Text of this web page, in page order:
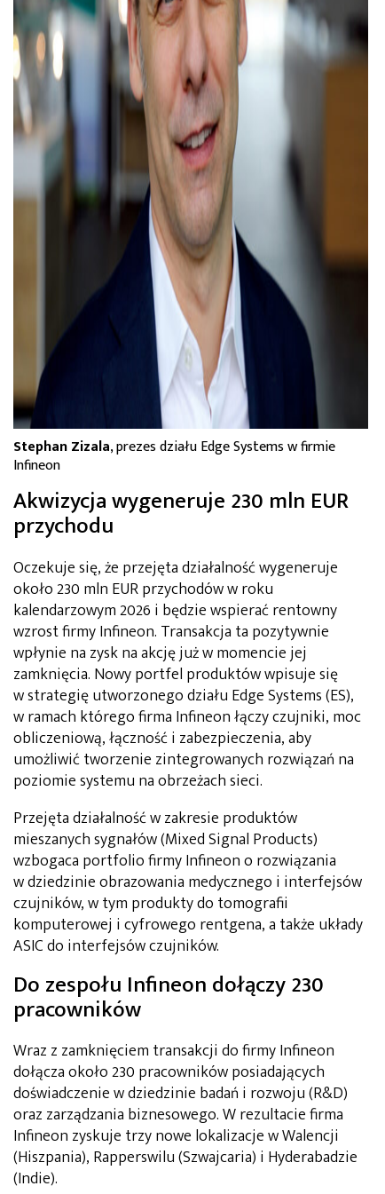
Stephan Zizala, prezes działu Edge Systems w firmie
Infineon
Akwizycja wygeneruje 230 mln EUR
przychodu
Oczekuje się, że przejęta działalność wygeneruje
około 230 mln EUR przychodów w roku
kalendarzowym 2026 i będzie wspierać rentowny
wzrost firmy Infineon. Transakcja ta pozytywnie
wpłynie na zysk na akcję już w momencie jej
zamknięcia. Nowy portfel produktów wpisuje się
w strategię utworzonego działu Edge Systems (ES),
w ramach którego firma Infineon łączy czujniki, moc
obliczeniową, łączność i zabezpieczenia, aby
umożliwić tworzenie zintegrowanych rozwiązań na
poziomie systemu na obrzeżach sieci.
Przejęta działalność w zakresie produktów
mieszanych sygnałów (Mixed Signal Products)
wzbogaca portfolio firmy Infineon o rozwiązania
w dziedzinie obrazowania medycznego i interfejsów
czujników, w tym produkty do tomografii
komputerowej i cyfrowego rentgena, a także układy
ASIC do interfejsów czujników.
Do zespołu Infineon dołączy 230
pracowników
Wraz z zamknięciem transakcji do firmy Infineon
dołącza około 230 pracowników posiadających
doświadczenie w dziedzinie badań i rozwoju (R&D)
oraz zarządzania biznesowego. W rezultacie firma
Infineon zyskuje trzy nowe lokalizacje w Walencji
(Hiszpania), Rapperswilu (Szwajcaria) i Hyderabadzie
(Indie).